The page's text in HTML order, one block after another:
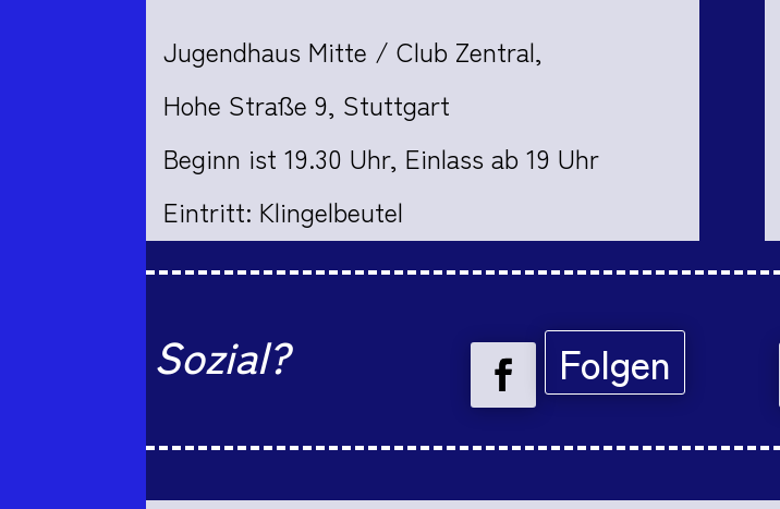
Jugendhaus Mitte / Club Zentral,
Hohe Straße 9, Stuttgart
Beginn ist 19.30 Uhr, Einlass ab 19 Uhr
Eintritt: Klingelbeutel
Sozial? Folgen